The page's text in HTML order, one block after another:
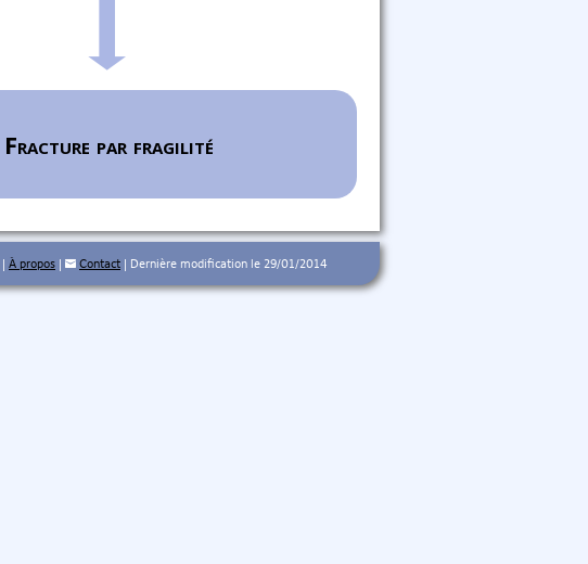
Fracture par fragilité
| À propos | Contact | Dernière modification le 29/01/2014